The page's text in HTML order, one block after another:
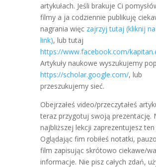
artykułach. Jeśli brakuje Ci
filmy a ja codziennie publikuję
nagrania więc zajrzyj tutaj (kliknij
link), lub tutaj
https://www.facebook.com/
Artykuły naukowe wyszukujemy
https://scholar.google.com/, lub
przeszukujemy sieć.
Obejrzałeś video/przeczytałeś
teraz przygotuj swoją prezentację.
najbliższej lekcji zaprezentujesz
Oglądając fim robiłeś notatki,
film zapisując skrótowo ciekawe/
informacje. Nie pisz całych zdań,